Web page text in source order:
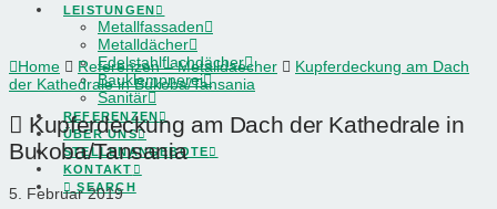
LEISTUNGEN
Metallfassaden
Metalldächer
Edelstahlflachdächer
Bauklempnerei
Sanitär
REFERENZEN
ÜBER UNS
STELLENANGEBOTE
KONTAKT
SEARCH
Home Referenzen – Metalldaecher
Kupferdeckung am Dach
der Kathedrale in Bukoba/Tansania
Kupferdeckung am Dach der Kathedrale in
Bukoba/Tansania
5. Februar 2019